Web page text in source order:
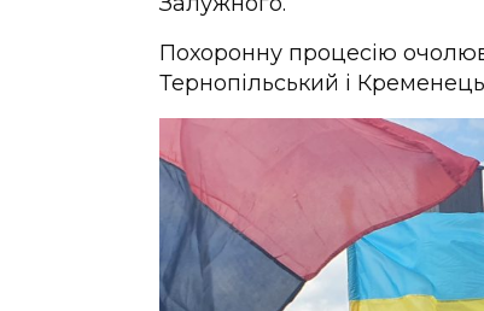
Похоронну процесію
Тернопільський і